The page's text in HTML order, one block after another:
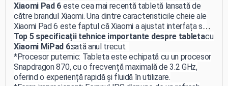
Xiaomi Pad 6 este cea mai recentă tabletă lansată de
către brandul Xiaomi. Una dintre caracteristicile cheie ale
Xiaomi Pad 6 este faptul că Xiaomi a ajustat interfața sa
MIUI pentru a funcționa mai bine pe tablete comparativ cu
Xiaomi Pad 5, lansată anul trecut.
Top 5 specificații tehnice importante despre tableta
Xiaomi MiPad 6:
*Procesor puternic: Tableta este echipată cu un procesor
Snapdragon 870, cu o frecvență maximală de 3.2 GHz,
oferind o experiență rapidă și fluidă în utilizare.